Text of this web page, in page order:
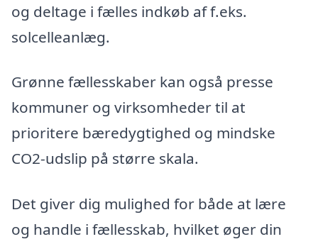
og deltage i fælles indkøb af f.eks.
solcelleanlæg.
Grønne fællesskaber kan også presse
kommuner og virksomheder til at
prioritere bæredygtighed og mindske
CO2-udslip på større skala.
Det giver dig mulighed for både at lære
og handle i fællesskab, hvilket øger din